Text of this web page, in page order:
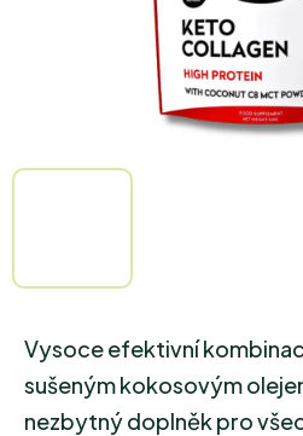
Vysoce efektivní
sušeným kokosovým
nezbytný doplněk pro